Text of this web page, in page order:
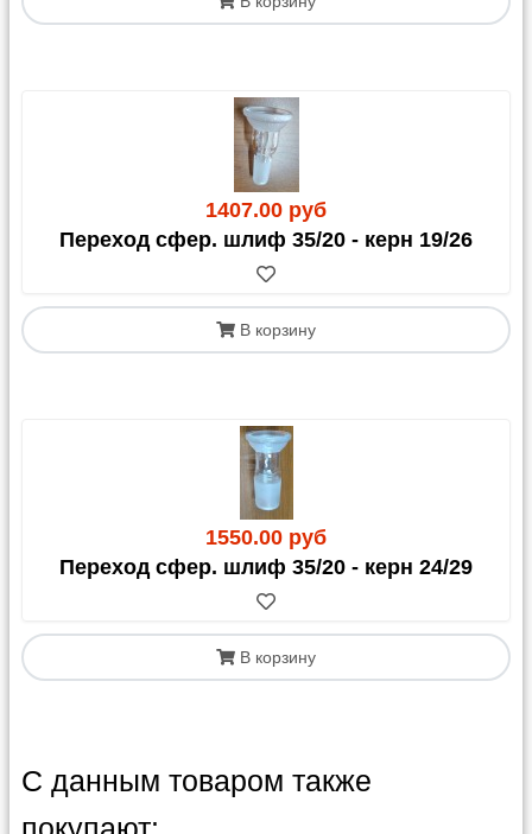
1407.00 руб
Переход сфер. шлиф 35/20 - керн 19/26
В корзину
1550.00 руб
Переход сфер. шлиф 35/20 - керн 24/29
В корзину
С данным товаром также